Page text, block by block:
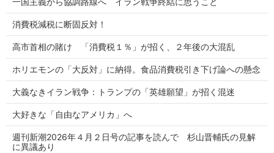
消費税減税に断固反対！
高市首相の賭け 「消費税１％」が招く、２年後の大混乱
ホリエモンの「大反対」に納得。食品消費税引き下げ論への懸念
大義なきイラン戦争：トランプの「英雄願望」が招く混迷
大好きな「自由なアメリカ」へ
週刊新潮2026年４月２日号の記事を読んで 杉山晋輔氏の見解
に異議あり